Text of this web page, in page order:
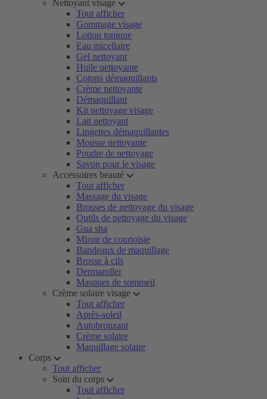
Nettoyant visage
Tout afficher
Gommage visage
Lotion tonique
Eau micellaire
Gel nettoyant
Huile nettoyante
Cotons démaquillants
Crème nettoyante
Démaquillant
Kit nettoyage visage
Lait nettoyant
Lingettes démaquillantes
Mousse nettoyante
Poudre de nettoyage
Savon pour le visage
Accessoires beauté
Tout afficher
Massage du visage
Brosses de nettoyage du visage
Outils de nettoyage du visage
Gua sha
Miroir de courtoisie
Bandeaux de maquillage
Brosse à cils
Dermaroller
Masques de sommeil
Crème solaire visage
Tout afficher
Après-soleil
Autobronzant
Crème solaire
Maquillage solaire
Corps
Tout afficher
Soin du corps
Tout afficher